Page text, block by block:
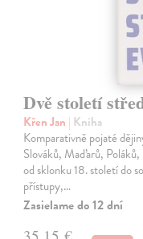
Dvě století
Křen Jan | Kniha
Komparativně pojaté
Slováků, Maďarů,
od sklonku 18. století do
přístupy,…
Zasielame do 12 dní